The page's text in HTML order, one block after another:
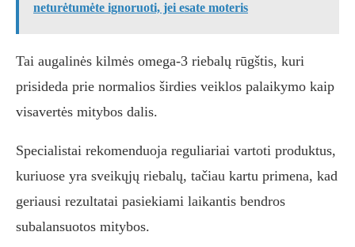
neturėtumėte ignoruoti, jei esate moteris
Tai augalinės kilmės omega-3 riebalų rūgštis, kuri
prisideda prie normalios širdies veiklos palaikymo kaip
visavertės mitybos dalis.
Specialistai rekomenduoja reguliariai vartoti produktus,
kuriuose yra sveikųjų riebalų, tačiau kartu primena, kad
geriausi rezultatai pasiekiami laikantis bendros
subalansuotos mitybos.